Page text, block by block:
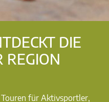
DIE
REGION
für Aktivsportler,